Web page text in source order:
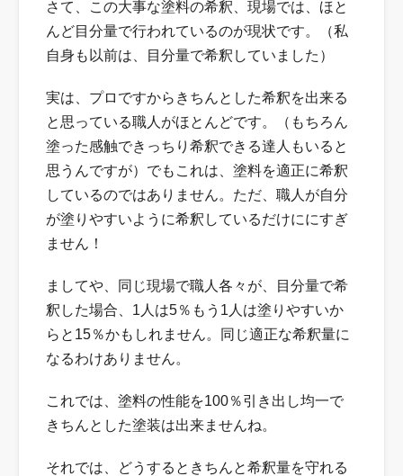
さて、この大事な塗料の希釈、現場では、ほと
んど目分量で行われているのが現状です。（私
自身も以前は、目分量で希釈していました）
実は、プロですからきちんとした希釈を出来る
と思っている職人がほとんどです。（もちろん
塗った感触できっちり希釈できる達人もいると
思うんですが）でもこれは、塗料を適正に希釈
しているのではありません。ただ、職人が自分
が塗りやすいように希釈しているだけににすぎ
ません！
ましてや、同じ現場で職人各々が、目分量で希
釈した場合、1人は5％もう1人は塗りやすいか
らと15％かもしれません。同じ適正な希釈量に
なるわけありません。
これでは、塗料の性能を100％引き出し均一で
きちんとした塗装は出来ませんね。
それでは、どうするときちんと希釈量を守れる